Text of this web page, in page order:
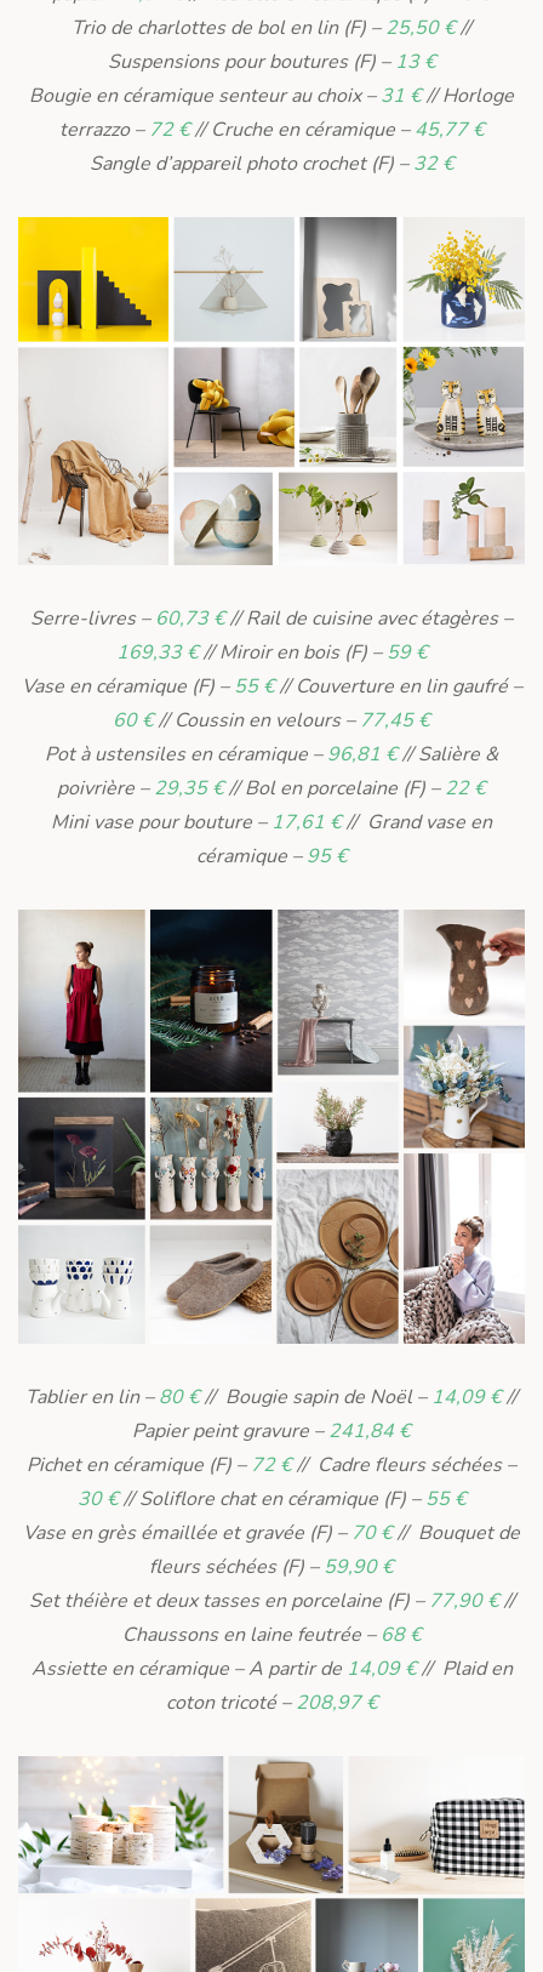
Trio de charlottes de bol en lin (F) –25,50 €//
Suspensions pour boutures (F) – 13 €
Bougie en céramique senteur au choix –31 €// Horloge
terrazzo – 72 €// Cruche en céramique –45,77 €
Sangle d’appareil photo crochet (F) –32 €
Serre-livres – 60,73 €// Rail de cuisine avec étagères –
169,33 €// Miroir en bois (F) –59 €
Vase en céramique (F) –55 €// Couverture en lin gaufré –
60 €// Coussin en velours – 77,45 €
Pot à ustensiles en céramique –96,81 €// Salière &
poivrière –29,35 €// Bol en porcelaine (F) –22 €
Mini vase pour bouture – 17,61 €// Grand vase en
céramique –95 €
Tablier en lin –80 €// Bougie sapin de Noël – 14,09 €//
Papier peint gravure –241,84 €
Pichet en céramique (F) – 72 €// Cadre fleurs séchées –
30 €// Soliflore chat en céramique (F) –55 €
Vase en grès émaillée et gravée (F) – 70 €// Bouquet de
fleurs séchées (F) –59,90 €
Set théière et deux tasses en porcelaine (F) – 77,90 €//
Chaussons en laine feutrée – 68 €
Assiette en céramique – A partir de 14,09 €// Plaid en
coton tricoté –208,97 €